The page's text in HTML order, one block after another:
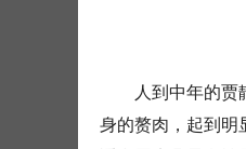
人到中年的
身的赘肉，起到明